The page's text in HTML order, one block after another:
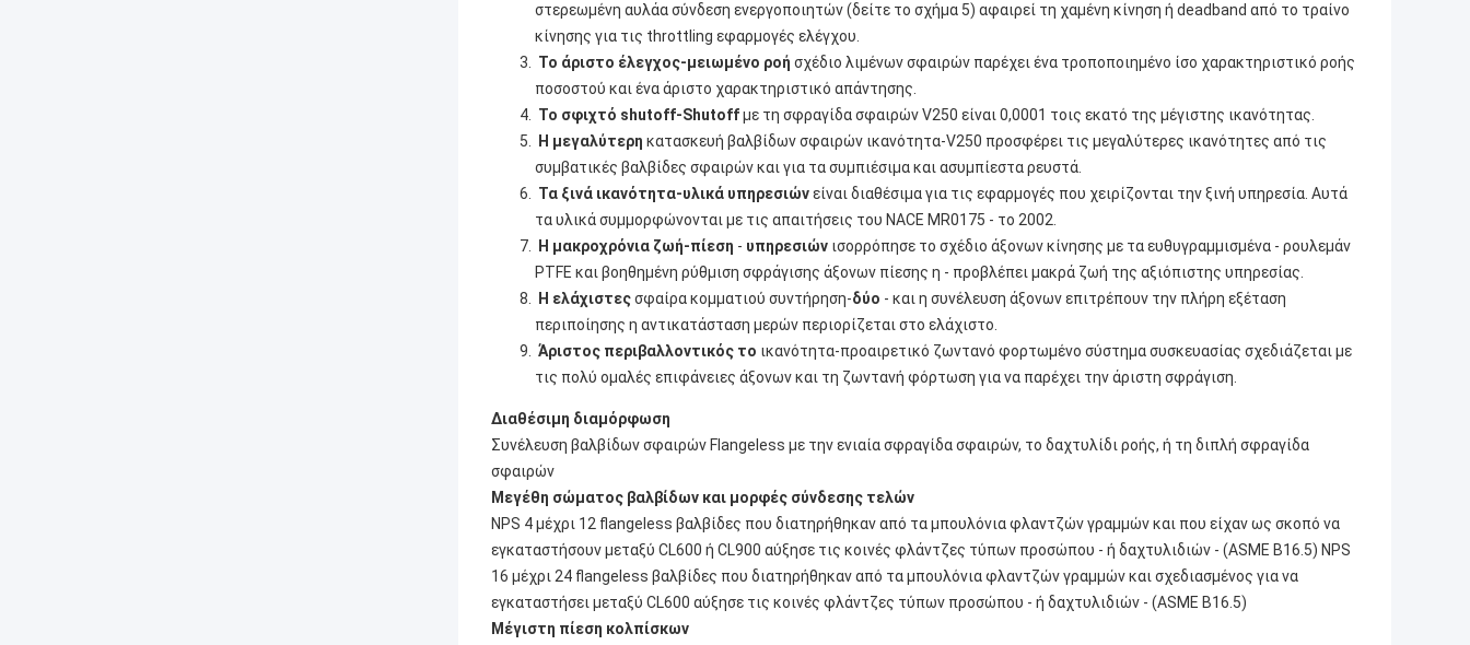
στερεωμένη αυλάα σύνδεση ενεργοποιητών (δείτε το σχήμα 5) αφαιρεί τη χαμένη κίνηση ή deadband από το τραίνο
κίνησης για τις throttling εφαρμογές ελέγχου.
Το άριστο έλεγχος-μειωμένο ροή σχέδιο λιμένων σφαιρών παρέχει ένα τροποποιημένο ίσο χαρακτηριστικό ροής
ποσοστού και ένα άριστο χαρακτηριστικό απάντησης.
Το σφιχτό shutoff-Shutoffμε τη σφραγίδα σφαιρών V250 είναι 0,0001 τοις εκατό της μέγιστης ικανότητας.
Η μεγαλύτερη κατασκευή βαλβίδων σφαιρών ικανότητα-V250 προσφέρει τις μεγαλύτερες ικανότητες από τις
συμβατικές βαλβίδες σφαιρών και για τα συμπιέσιμα και ασυμπίεστα ρευστά.
Τα ξινά ικανότητα-υλικά υπηρεσιώνείναι διαθέσιμα για τις εφαρμογές που χειρίζονται την ξινή υπηρεσία. Αυτά
τα υλικά συμμορφώνονται με τις απαιτήσεις του NACE MR0175 ‐ το 2002.
Η μακροχρόνια ζωή-πίεση ‐ υπηρεσιών ισορρόπησε το σχέδιο άξονων κίνησης με τα ευθυγραμμισμένα ‐ ρουλεμάν
PTFE και βοηθημένη ρύθμιση σφράγισης άξονων πίεσης η ‐ προβλέπει μακρά ζωή της αξιόπιστης υπηρεσίας.
Η ελάχιστεςσφαίρα κομματιού συντήρηση-δύο ‐ και η συνέλευση άξονων επιτρέπουν την πλήρη εξέταση
περιποίησης η αντικατάσταση μερών περιορίζεται στο ελάχιστο.
Άριστος περιβαλλοντικός το ικανότητα-προαιρετικό ζωντανό φορτωμένο σύστημα συσκευασίας σχεδιάζεται με
τις πολύ ομαλές επιφάνειες άξονων και τη ζωντανή φόρτωση για να παρέχει την άριστη σφράγιση.
Διαθέσιμη διαμόρφωση
Συνέλευση βαλβίδων σφαιρών Flangeless με την ενιαία σφραγίδα σφαιρών, το δαχτυλίδι ροής, ή τη διπλή σφραγίδα
σφαιρών
Μεγέθη σώματος βαλβίδων και μορφές σύνδεσης τελών
NPS 4 μέχρι 12 flangeless βαλβίδες που διατηρήθηκαν από τα μπουλόνια φλαντζών γραμμών και που είχαν ως σκοπό να
εγκαταστήσουν μεταξύ CL600 ή CL900 αύξησε τις κοινές φλάντζες τύπων προσώπου ‐ ή δαχτυλιδιών ‐ (ASME B16.5) NPS
16 μέχρι 24 flangeless βαλβίδες που διατηρήθηκαν από τα μπουλόνια φλαντζών γραμμών και σχεδιασμένος για να
εγκαταστήσει μεταξύ CL600 αύξησε τις κοινές φλάντζες τύπων προσώπου ‐ ή δαχτυλιδιών ‐ (ASME B16.5)
Μέγιστη πίεση κολπίσκων